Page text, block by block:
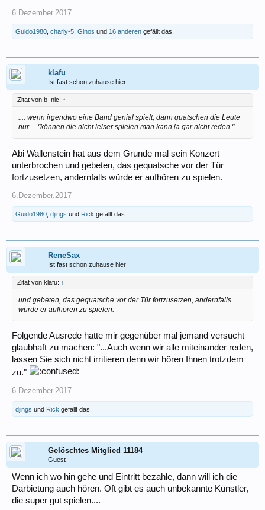
6.Dezember.2017
Guido1980 charly-5 Ginos und 16 anderen gefällt das.
klafu
Ist fast schon zuhause hier
Zitat von b_nic: ↑
.... wenn irgendwo eine Band genial spielt, dann quatschen die Leute
nur.... "können die nicht leiser spielen man kann ja gar nicht reden."......
Abi Wallenstein hat aus dem Grunde mal sein Konzert
unterbrochen und gebeten, das gequatsche vor der Tür
fortzusetzen, andernfalls würde er aufhören zu spielen.
6.Dezember.2017
Guido1980 djings und Rick gefällt das.
ReneSax
Ist fast schon zuhause hier
Zitat von klafu: ↑
und gebeten, das gequatsche vor der Tür fortzusetzen, andernfalls
würde er aufhören zu spielen.
Folgende Ausrede hatte mir gegenüber mal jemand versucht
glaubhaft zu machen: "...Auch wenn wir alle miteinander reden,
lassen Sie sich nicht irritieren denn wir hören Ihnen trotzdem
zu."
6.Dezember.2017
djings und Rick gefällt das.
Gelöschtes Mitglied 11184
Guest
Wenn ich wo hin gehe und Eintritt bezahle, dann will ich die
Darbietung auch hören. Oft gibt es auch unbekannte Künstler,
die super gut spielen....